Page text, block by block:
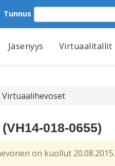
Tunnus
Jäsenyys Virtuaalitallit
Virtuaalihevoset
018-0655)
on kuollut 20.08.2015.